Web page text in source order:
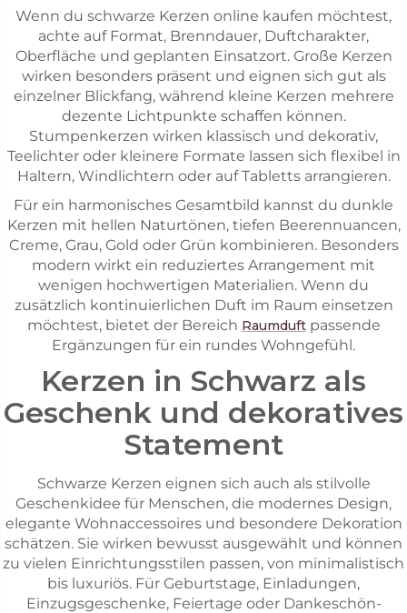
Wenn du schwarze Kerzen online kaufen möchtest,
achte auf Format, Brenndauer, Duftcharakter,
Oberfläche und geplanten Einsatzort. Große Kerzen
wirken besonders präsent und eignen sich gut als
einzelner Blickfang, während kleine Kerzen mehrere
dezente Lichtpunkte schaffen können.
Stumpenkerzen wirken klassisch und dekorativ,
Teelichter oder kleinere Formate lassen sich flexibel in
Haltern, Windlichtern oder auf Tabletts arrangieren.
Für ein harmonisches Gesamtbild kannst du dunkle
Kerzen mit hellen Naturtönen, tiefen Beerennuancen,
Creme, Grau, Gold oder Grün kombinieren. Besonders
modern wirkt ein reduziertes Arrangement mit
wenigen hochwertigen Materialien. Wenn du
zusätzlich kontinuierlichen Duft im Raum einsetzen
möchtest, bietet der Bereich Raumduftpassende
Ergänzungen für ein rundes Wohngefühl.
Kerzen in Schwarz als
Geschenk und dekoratives
Statement
Schwarze Kerzen eignen sich auch als stilvolle
Geschenkidee für Menschen, die modernes Design,
elegante Wohnaccessoires und besondere Dekoration
schätzen. Sie wirken bewusst ausgewählt und können
zu vielen Einrichtungsstilen passen, von minimalistisch
bis luxuriös. Für Geburtstage, Einladungen,
Einzugsgeschenke, Feiertage oder Dankeschön-